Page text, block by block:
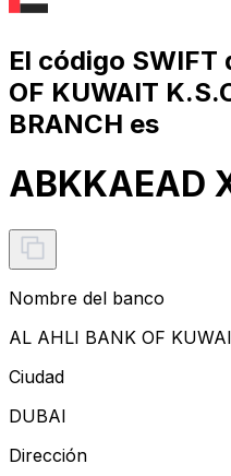
El código SWIFT
OF KUWAIT
BRANCH es
ABKKAEAD
Nombre del banco
AL AHLI BANK OF
Ciudad
DUBAI
Dirección